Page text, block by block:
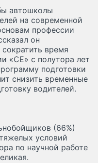
автошколы
на современной
профессии
он
время
«СЕ» с полутора лет
подготовки
снизить временные
водителей.
(66%)
условий
по научной работе